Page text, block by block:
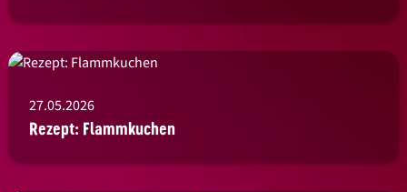
27.05.2026
Rezept: Flammkuchen